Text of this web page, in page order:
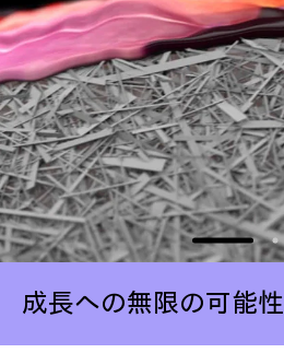
成長への無限の可能性